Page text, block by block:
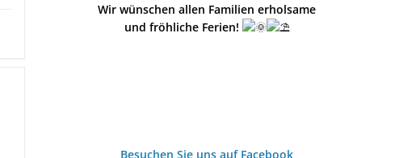
Wir wünschen allen Familien erholsame
und fröhliche Ferien!
Besuchen Sie uns auf Facebook